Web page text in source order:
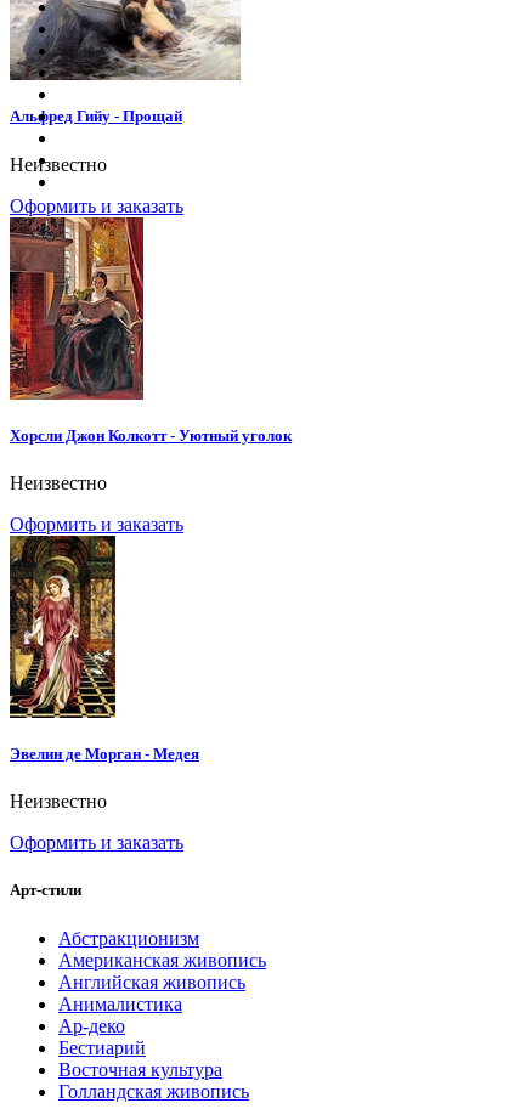
Альфред Гийу - Прощай
Неизвестно
Оформить и заказать
Хорсли Джон Колкотт - Уютный уголок
Неизвестно
Оформить и заказать
Эвелин де Морган - Медея
Неизвестно
Оформить и заказать
Арт-стили
Абстракционизм
Американская живопись
Английская живопись
Анималистика
Ар-деко
Бестиарий
Восточная культура
Голландская живопись